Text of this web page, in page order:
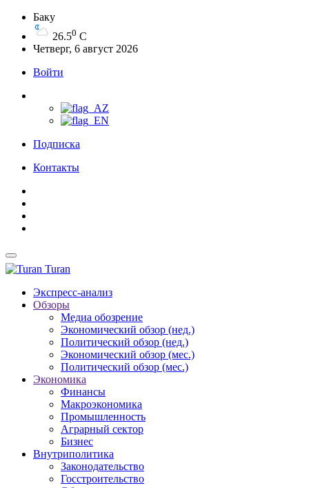
Баку
26.50 C
Четверг, 6 август 2026
Войти
Подписка
Контакты
Turan
Экспресс-анализ
Обзоры
Медиа обозрение
Экономический обзор (нед.)
Политический обзор (нед.)
Экономический обзор (мес.)
Политический обзор (мес.)
Экономика
Финансы
Макроэкономика
Промышленность
Аграрный сектор
Бизнес
Внутриполитика
Законодательство
Госстроительство